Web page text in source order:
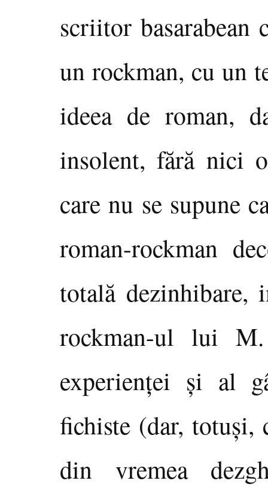
scriitor basarabean
un rockman, cu un
ideea de roman,
insolent, fără nici
care nu se supune
roman-rockman
totală
rockman-ul lui
experienţei şi al
fichiste (dar, totuşi,
din vremea